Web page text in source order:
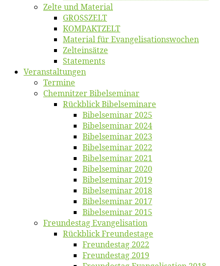
Zel­te und Material
GROSSZELT
KOMPAKTZELT
Ma­te­ri­al für Evangelisationswochen
Zelt­ein­sät­ze
State­ments
Ver­an­stal­tun­gen
Ter­mi­ne
Chemnit­zer Bibelseminar
Rück­blick Bibelseminare
Bi­bel­se­mi­nar 2025
Bi­bel­se­mi­nar 2024
Bi­bel­se­mi­nar 2023
Bi­bel­se­mi­nar 2022
Bi­bel­se­mi­nar 2021
Bi­bel­se­mi­nar 2020
Bi­bel­se­mi­nar 2019
Bi­bel­se­mi­nar 2018
Bibelsemi­nar 2017
Bibelsemi­nar 2015
Freun­des­tag Evangelisation
Rück­blick Freundestage
Freun­des­tag 2022
Freun­des­tag 2019